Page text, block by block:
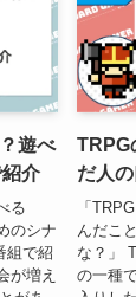
遊べ
介
る
のシナ
組で紹
が増え
TRPG
だ人
「
んだこ
な？」
の一種